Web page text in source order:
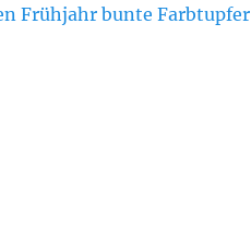
Frühjahr bunte Farbtupfer